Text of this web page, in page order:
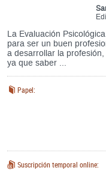
La Evaluación
para ser un buen
a desarrollar la
ya que saber ...
Papel:
Suscripción temporal online: